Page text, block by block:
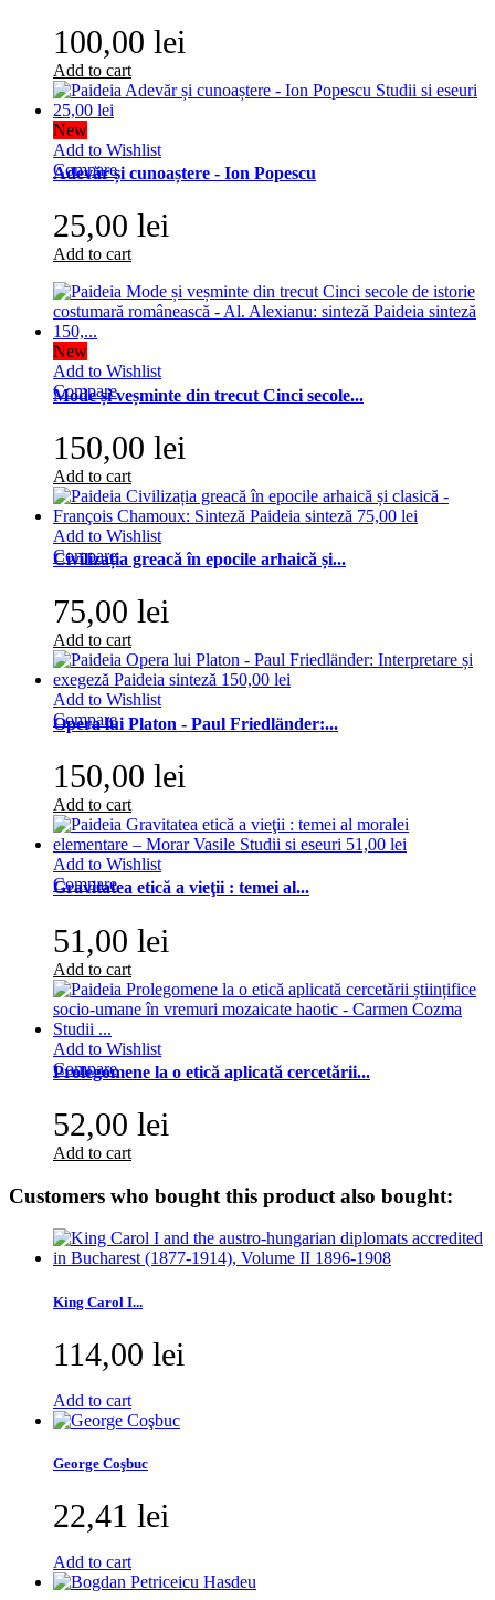
100,00 lei
Add to cart
New
Add to Wishlist
Compare
Adevăr și cunoaștere - Ion Popescu
25,00 lei
Add to cart
New
Add to Wishlist
Compare
Mode și veșminte din trecut Cinci secole...
150,00 lei
Add to cart
Add to Wishlist
Compare
Civilizația greacă în epocile arhaică și...
75,00 lei
Add to cart
Add to Wishlist
Compare
Opera lui Platon - Paul Friedländer:...
150,00 lei
Add to cart
Add to Wishlist
Compare
Gravitatea etică a vieţii : temei al...
51,00 lei
Add to cart
Add to Wishlist
Compare
Prolegomene la o etică aplicată cercetării...
52,00 lei
Add to cart
Customers who bought this product also bought:
King Carol I...
114,00 lei
Add to cart
George Coşbuc
22,41 lei
Add to cart